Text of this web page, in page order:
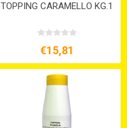
TOPPING CARAMELLO KG.1
€15,81